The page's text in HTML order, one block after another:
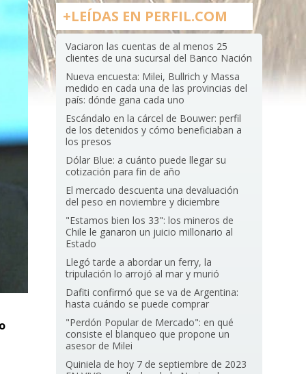
+LEÍDAS EN PERFIL.COM
Vaciaron las cuentas de al menos 25
clientes de una sucursal del Banco Nación
Nueva encuesta: Milei, Bullrich y Massa
medido en cada una de las provincias del
país: dónde gana cada uno
Escándalo en la cárcel de Bouwer: perfil
de los detenidos y cómo beneficiaban a
los presos
Dólar Blue: a cuánto puede llegar su
cotización para fin de año
El mercado descuenta una devaluación
del peso en noviembre y diciembre
"Estamos bien los 33": los mineros de
Chile le ganaron un juicio millonario al
Estado
Llegó tarde a abordar un ferry, la
tripulación lo arrojó al mar y murió
Dafiti confirmó que se va de Argentina:
hasta cuándo se puede comprar
"Perdón Popular de Mercado": en qué
consiste el blanqueo que propone un
asesor de Milei
Quiniela de hoy 7 de septiembre de 2023